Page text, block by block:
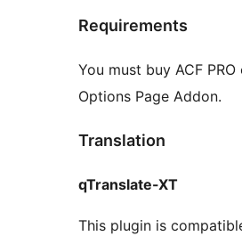
Requirements
You must buy ACF PRO
Options Page Addon.
Translation
qTranslate-XT
This plugin is